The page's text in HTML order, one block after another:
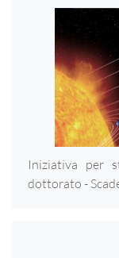
Iniziativa per
dottorato -